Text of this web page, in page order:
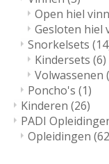
Open hiel
Gesloten hiel
Snorkelsets
Kindersets (6)
Volwassenen
Poncho's (1)
Kinderen (26)
PADI
Opleidingen